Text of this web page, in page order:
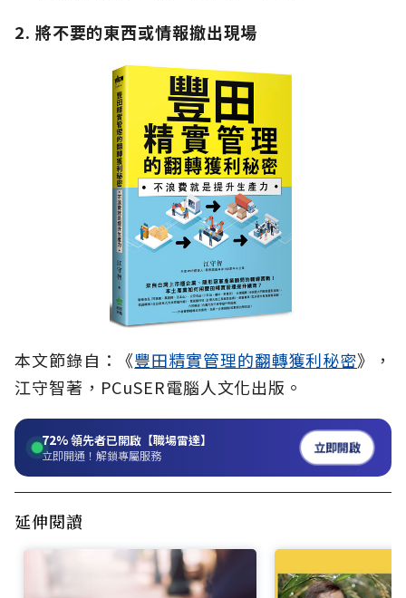
2. 將不要的東西或情報撤出現場
本文節錄自：《豐田精實管理的翻轉獲利秘密》，
江守智著，PCuSER電腦人文化出版。
72%領先者已開啟【職場雷達】
立即開通！解鎖專屬服務 立即開啟
延伸閱讀